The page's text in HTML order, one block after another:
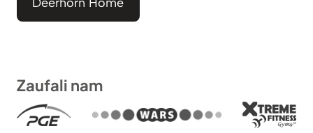
Zaufali nam